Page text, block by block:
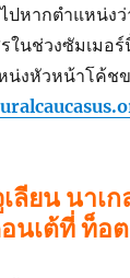
ปหากตำแหน่ง
นช่วงซัมเมอ
น่งหัวหน้าโค้
ลียน นาเ
นเต้ที่ ท็อ